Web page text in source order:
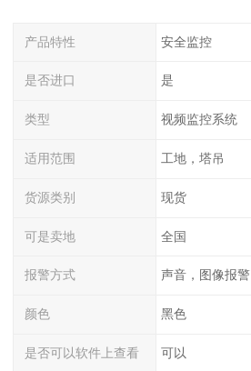
产品特性 安全监控
是否进口 是
类型 视频监控系统
适用范围 工地，塔吊
货源类别 现货
可是卖地 全国
报警方式 声音，图像报警
颜色 黑色
是否可以软件上查看 可以